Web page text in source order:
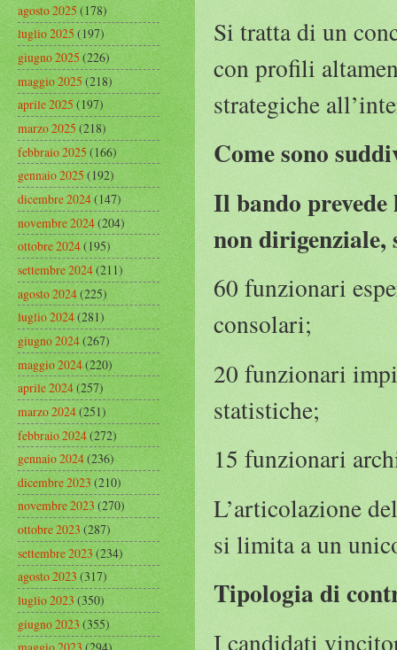
Si tratta di un
con profili
strategiche
Come sono
Il bando prevede
non
60 funzionari
consolari;
20 funzionari
statistiche;
15 funzionari
L’articolazione
si limita a un
Tipologia di
I candidati
agosto 2025(178)
luglio 2025(197)
giugno 2025(226)
maggio 2025(218)
aprile 2025(197)
marzo 2025(218)
febbraio 2025(166)
gennaio 2025(192)
dicembre 2024(147)
novembre 2024(204)
ottobre 2024(195)
settembre 2024(211)
agosto 2024(225)
luglio 2024(281)
giugno 2024(267)
maggio 2024(220)
aprile 2024(257)
marzo 2024(251)
febbraio 2024(272)
gennaio 2024(236)
dicembre 2023(210)
novembre 2023(270)
ottobre 2023(287)
settembre 2023(234)
agosto 2023(317)
luglio 2023(350)
giugno 2023(355)